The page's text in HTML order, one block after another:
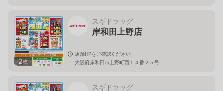
2枚
スギドラッグ
岸和田上野店
店舗HPをご確認ください
大阪府岸和田市上野町西１４番２５号
スギドラッグ